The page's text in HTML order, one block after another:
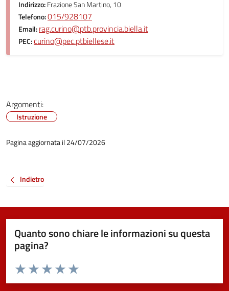
Indirizzo:Frazione San Martino, 10
Telefono:015/928107
Email:rag.curino@ptb.provincia.biella.it
PEC:curino@pec.ptbiellese.it
Argomenti:
Istruzione
Pagina aggiornata il 24/07/2026
Indietro
Quanto sono chiare le informazioni su questa
pagina?
Valuta da 1 a 5 stelle la pagina
Valuta 5 stelle su 5
Valuta 4 stelle su 5
Valuta 3 stelle su 5
Valuta 2 stelle su 5
Valuta 1 stelle su 5